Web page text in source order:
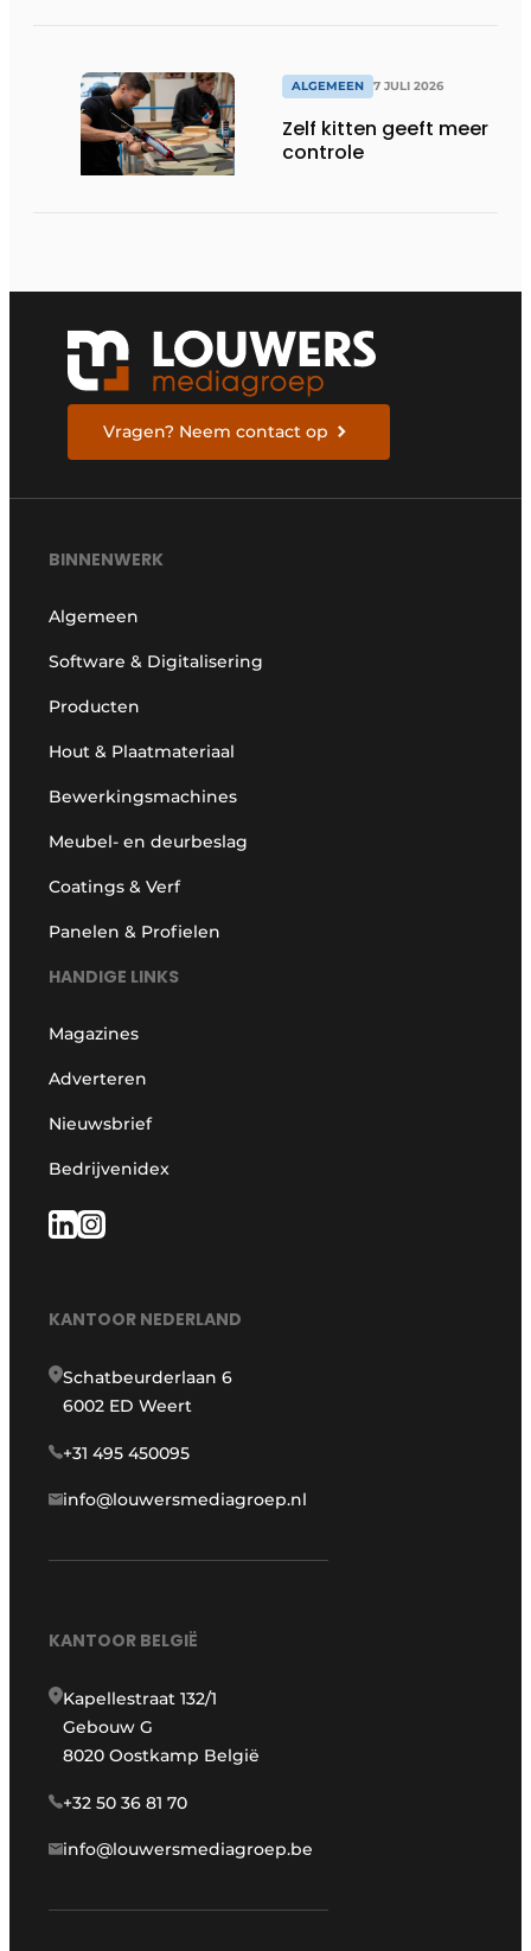
ALGEMEEN 7 JULI 2026
Zelf kitten geeft meer
controle
Vragen? Neem contact op
BINNENWERK
Algemeen
Software & Digitalisering
Producten
Hout & Plaatmateriaal
Bewerkingsmachines
Meubel- en deurbeslag
Coatings & Verf
Panelen & Profielen
HANDIGE LINKS
Magazines
Adverteren
Nieuwsbrief
Bedrijvenidex
KANTOOR NEDERLAND
Schatbeurderlaan 6
6002 ED Weert
+31 495 450095
info@louwersmediagroep.nl
KANTOOR BELGIË
Kapellestraat 132/1
Gebouw G
8020 Oostkamp België
+32 50 36 81 70
info@louwersmediagroep.be